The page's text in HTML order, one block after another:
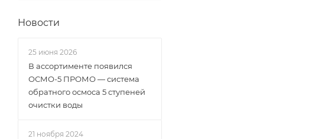
Новости
25 июня 2026
В ассортименте появился
ОСМО-5 ПРОМО — система
обратного осмоса 5 ступеней
очистки воды
21 ноября 2024